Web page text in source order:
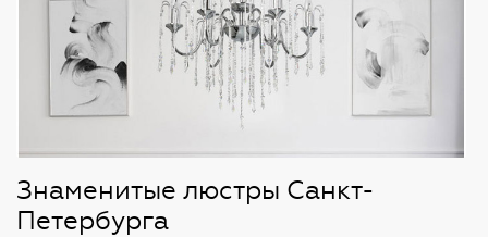
Знаменитые люстры Санкт-
Петербурга